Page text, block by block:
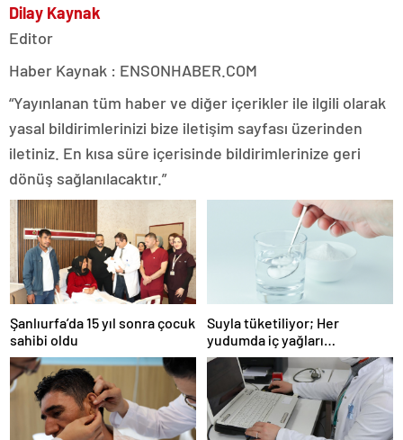
Dilay Kaynak
Editor
Haber Kaynak : ENSONHABER.COM
“Yayınlanan tüm haber ve diğer içerikler ile ilgili olarak
yasal bildirimlerinizi bize iletişim sayfası üzerinden
iletiniz. En kısa süre içerisinde bildirimlerinize geri
dönüş sağlanılacaktır.”
Şanlıurfa’da 15 yıl sonra çocuk
sahibi oldu
Suyla tüketiliyor; Her
yudumda iç yağları
parçalıyor…